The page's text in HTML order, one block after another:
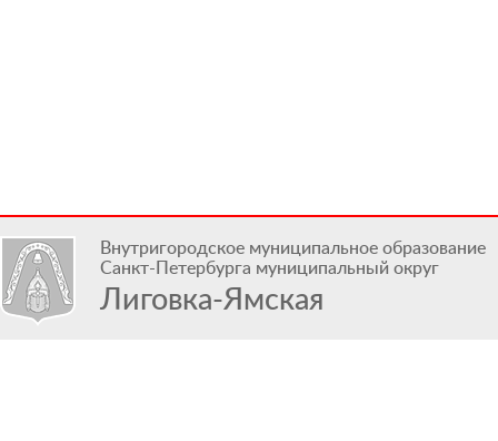
Внутригородское муниципальное образование
Санкт-Петербурга муниципальный округ
Лиговка-Ямская